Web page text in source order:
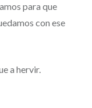
para que
con ese
a hervir.